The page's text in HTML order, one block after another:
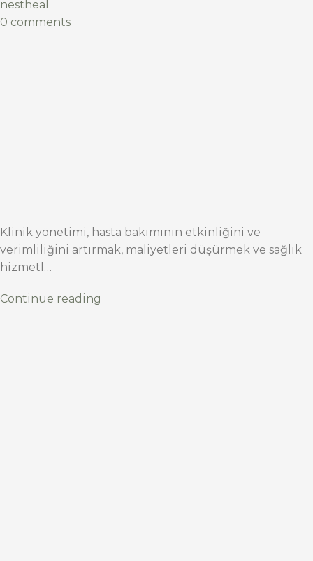
nestheal
0 comments
Klinik yönetimi, hasta bakımının etkinliğini ve
verimliliğini artırmak, maliyetleri düşürmek ve sağlık
hizmetl…
Continue reading